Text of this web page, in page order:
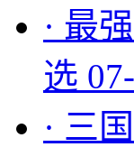
· 最
选
· 三